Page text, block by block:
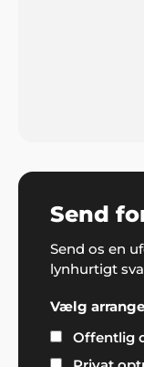
Send
Send os en
lynhurtigt
Vælg
Offentlig